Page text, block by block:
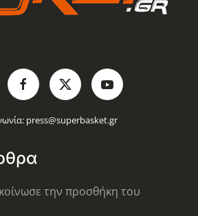
press@superbasket.gr
την προσθήκη του